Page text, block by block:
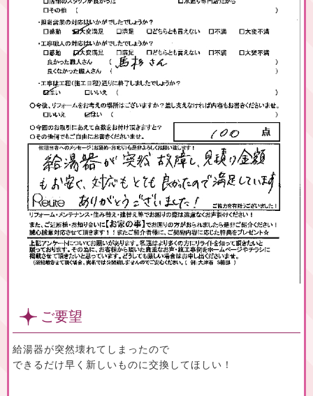
ご要望
給湯器が突然壊れてしまったので
できるだけ早く新しいものに交換してほしい！